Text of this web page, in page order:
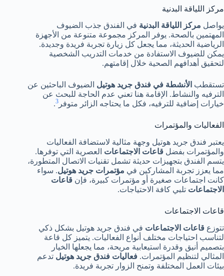
مركز اللياقة البدنية
يواصل مركز اللياقة البدنية في الفندق جذب الضيوف
المهتمين بالصحة. يوفر المركز مجموعة متنوعة من الأجهزة
الرياضية الحديثة، مما يجعل كل زيارة تجربة فريدة وجديدة.
يمكن للضيوف الاستفادة من خدمات التدريب الشخصية
لتحقيق أهدافهم الصحية خلال إقامتهم.
تستقطب الأنشطة في فندق جريد هوتيل الضيوف الباحثين عن
الترفيه والنشاط. الإقامة هنا تعني عدم الحاجة للبحث عن
خيارات إضافية للترفيه، فكل ما يحتاجه الزائر متوفر 3
.
الفعاليات والمؤتمرات
يعتبر فندق جريد هوتيل وجهة مثالية لاستضافة الفعاليات
والمؤتمرات بفضل قاعات الاجتماعات العصرية التي توفرها.
يتسم الفندق بتجهيزات حديثة تشمل تقنيات الاتصال المتطورة،
مما يعزز تجربة المشاركين في مؤتمرات جريد هوتيل. سواء
كانت اجتماعات صغيرة أو مؤتمرات كبيرة، فإن قاعات
الاجتماعات تلبي كافة الاحتياجات.
قاعات الاجتماعات
تتوزع قاعات الاجتماعات في فندق جريد هوتيل بشكل ذكي
لتناسب احتياجات مختلف أنواع الفعاليات. يتميز كل قاعة
بتصميم أنيق وقدرة استيعابية مريحة، مما يجعلها الخيار
المثالي لتنظيم المؤتمرات. فعاليات فندق جريد هوتيل تدعم
بيئات العمل المختلفة وتمنح الزوار تجربة فريدة.